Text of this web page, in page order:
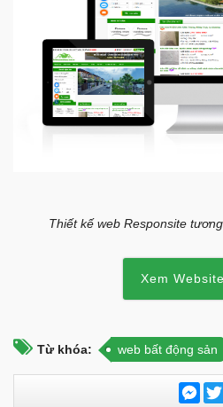
Thiết kế web Responsite
Xem Website
Từ khóa: web bất động sản